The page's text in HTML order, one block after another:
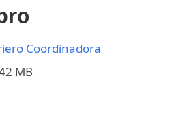
Coordinadora
MB